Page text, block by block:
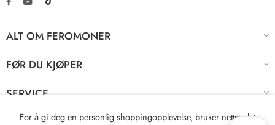
ALT OM FEROMONER
FØR DU KJØPER
SERVICE
For å gi deg en personlig shoppingopplevelse, bruker nettstedet